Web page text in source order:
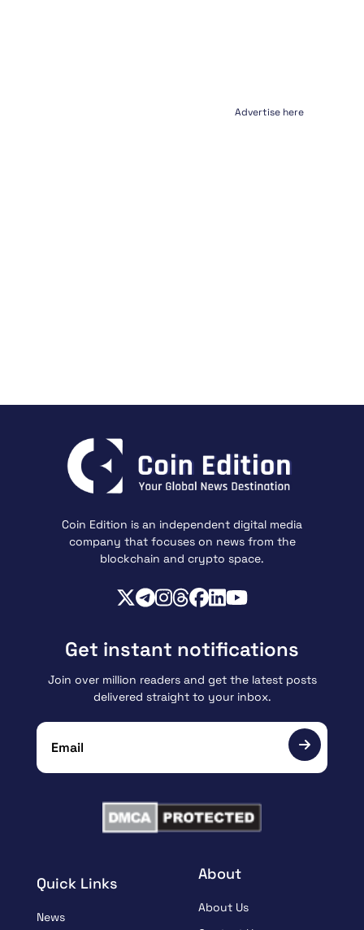
Advertise here
Coin Edition is an independent digital media
company that focuses on news from the
blockchain and crypto space.
Quick Links
News
About
About Us
Get instant notifications
Join over million readers and get the latest posts
delivered straight to your inbox.